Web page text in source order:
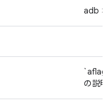
adb オ
`aflags
の説明